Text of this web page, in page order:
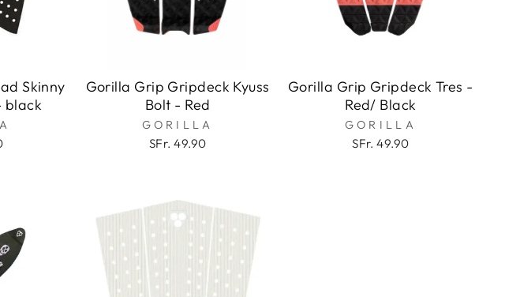
Skinny
black
Gorilla Grip Gripdeck Kyuss
Bolt - Red
GORILLA
SFr. 49.90
Gorilla Grip Gripdeck Tres -
Red/ Black
GORILLA
SFr. 49.90